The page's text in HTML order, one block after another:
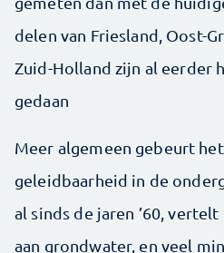
delen van Friesland, Oost-
Zuid-Holland zijn al eerder
gedaan
Meer algemeen gebeurt
geleidbaarheid in de
al sinds de jaren ’60, vertelt
aan grondwater, en veel